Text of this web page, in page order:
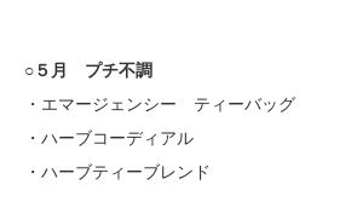
○５月 プチ不調
・エマージェンシー ティーバッグ
・ハーブコーディアル
・ハーブティーブレンド